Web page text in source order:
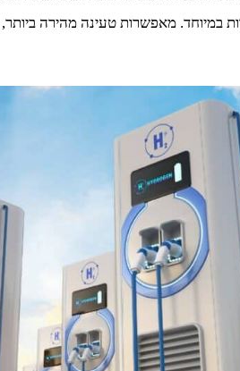
חשמלי תוך 4-8 שעות. עמדות טעינה מהירות במיוחד.